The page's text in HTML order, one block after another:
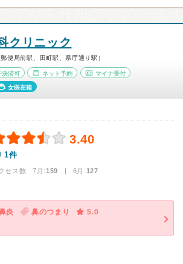
クリニック
便局前駅、田町駅、県庁通り駅）
決済可 ネット予約 マイナ受付
女医在籍
3.40
1件
セス数 7月:159 | 6月:127
炎 鼻のつまり
5.0